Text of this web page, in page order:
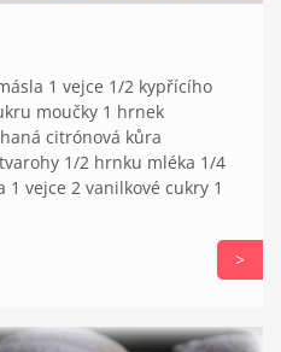
1 vejce 1/2 kypřícího
moučky 1 hrnek
citrónová kůra
1/2 hrnku mléka 1/4
vejce 2 vanilkové cukry 1
>